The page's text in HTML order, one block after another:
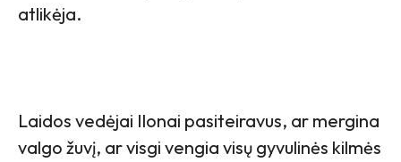
atlikėja.
Laidos vedėjai Ilonai pasiteiravus, ar mergina
valgo žuvį, ar visgi vengia visų gyvulinės kilmės